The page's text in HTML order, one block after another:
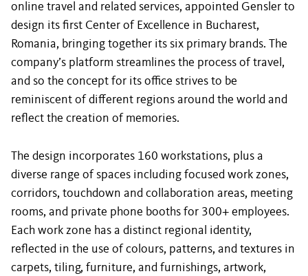
online travel and related services, appointed Gensler to
design its first Center of Excellence in Bucharest,
Romania, bringing together its six primary brands. The
company’s platform streamlines the process of travel,
and so the concept for its office strives to be
reminiscent of different regions around the world and
reflect the creation of memories.
The design incorporates 160 workstations, plus a
diverse range of spaces including focused work zones,
corridors, touchdown and collaboration areas, meeting
rooms, and private phone booths for 300+ employees.
Each work zone has a distinct regional identity,
reflected in the use of colours, patterns, and textures in
carpets, tiling, furniture, and furnishings, artwork,